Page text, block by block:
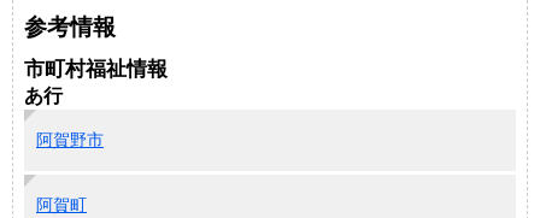
参考情報
市町村福祉情報
あ行
阿賀野市
阿賀町